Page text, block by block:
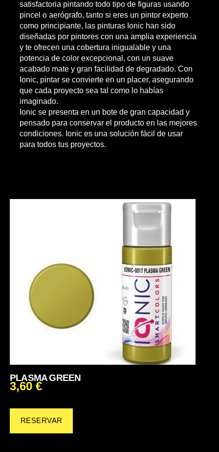
PLASMA GREEN
3,60 €
RESERVAR
satisfactoria pintando todo tipo de figuras usando
pincel o aerógrafo, tanto si eres un pintor experto
como principiante, las pinturas Ionic han sido
diseñadas por pintores con una amplia experiencia
y te ofrecen una cobertura inigualable y una
potencia de color excepcional, con un suave
acabado mate y gran facilidad de degradado. Con
Ionic, pintar se convierte en un placer, asegurando
que cada proyecto sea tal como lo habías
imaginado.
Ionic se presenta en un bote de gran capacidad y
pensado para conservar el producto en las mejores
condiciones. Ionic es una solución fácil de usar
para todos tus proyectos.